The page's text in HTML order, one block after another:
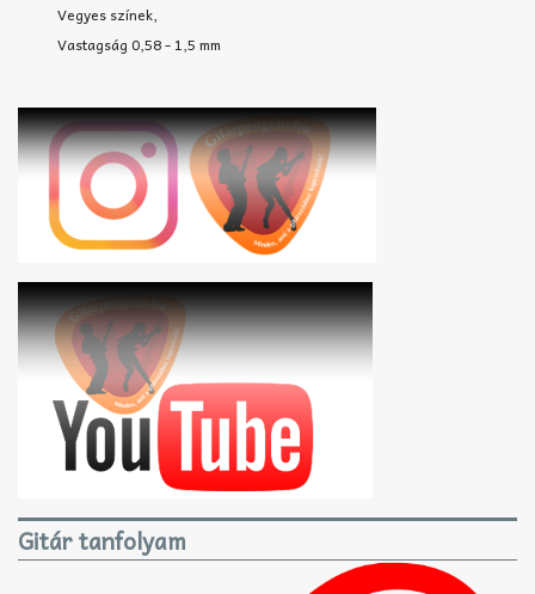
Vegyes színek,
Vastagság 0,58 - 1,5 mm
Gitár tanfolyam